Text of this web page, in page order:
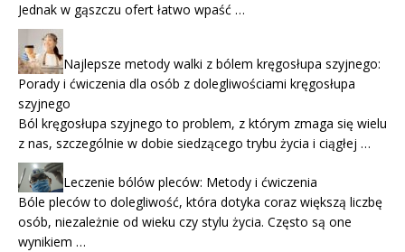
Jednak w gąszczu ofert łatwo wpaść …
Najlepsze metody walki z bólem kręgosłupa szyjnego:
Porady i ćwiczenia dla osób z dolegliwościami kręgosłupa
szyjnego
Ból kręgosłupa szyjnego to problem, z którym zmaga się wielu
z nas, szczególnie w dobie siedzącego trybu życia i ciągłej …
Leczenie bólów pleców: Metody i ćwiczenia
Bóle pleców to dolegliwość, która dotyka coraz większą liczbę
osób, niezależnie od wieku czy stylu życia. Często są one
wynikiem …